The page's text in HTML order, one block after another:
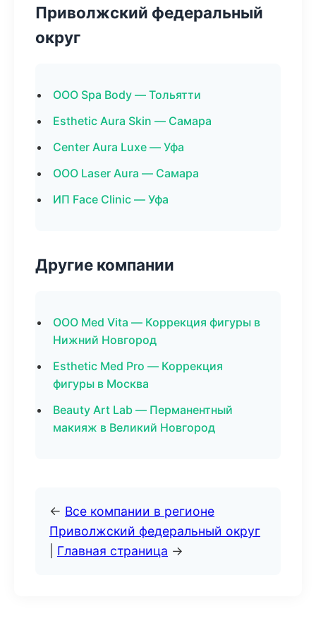
Приволжский федеральный
округ
ООО Spa Body — Тольятти
Esthetic Aura Skin — Самара
Center Aura Luxe — Уфа
ООО Laser Aura — Самара
ИП Face Clinic — Уфа
Другие компании
ООО Med Vita — Коррекция фигуры в
Нижний Новгород
Esthetic Med Pro — Коррекция
фигуры в Москва
Beauty Art Lab — Перманентный
макияж в Великий Новгород
← Все компании в регионе
Приволжский федеральный округ
Главная страница →